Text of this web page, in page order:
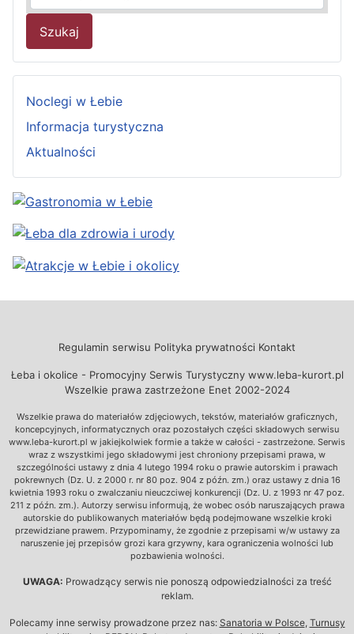
Szukaj
Noclegi w Łebie
Informacja turystyczna
Aktualności
Regulamin serwisu Polityka prywatności Kontakt
Łeba i okolice - Promocyjny Serwis Turystyczny www.leba-kurort.pl
Wszelkie prawa zastrzeżone Enet 2002-2024
Wszelkie prawa do materiałów zdjęciowych, tekstów, materiałów graficznych,
koncepcyjnych, informatycznych oraz pozostałych części składowych serwisu
www.leba-kurort.pl w jakiejkolwiek formie a także w całości - zastrzeżone. Serwis
wraz z wszystkimi jego składowymi jest chroniony przepisami prawa, w
szczególności ustawy z dnia 4 lutego 1994 roku o prawie autorskim i prawach
pokrewnych (Dz. U. z 2000 r. nr 80 poz. 904 z późn. zm.) oraz ustawy z dnia 16
kwietnia 1993 roku o zwalczaniu nieuczciwej konkurencji (Dz. U. z 1993 nr 47 poz.
211 z późn. zm.). Autorzy serwisu informują, że wobec osób naruszających prawa
autorskie do publikowanych materiałów będą podejmowane wszelkie kroki
przewidziane prawem. Przypominamy, że zgodnie z przepisami w/w ustawy za
naruszenie jej przepisów grozi kara grzywny, kara ograniczenia wolności lub
pozbawienia wolności.
UWAGA: Prowadzący serwis nie ponoszą odpowiedzialności za treść
reklam.
Polecamy inne serwisy prowadzone przez nas: Sanatoria w Polsce, Turnusy